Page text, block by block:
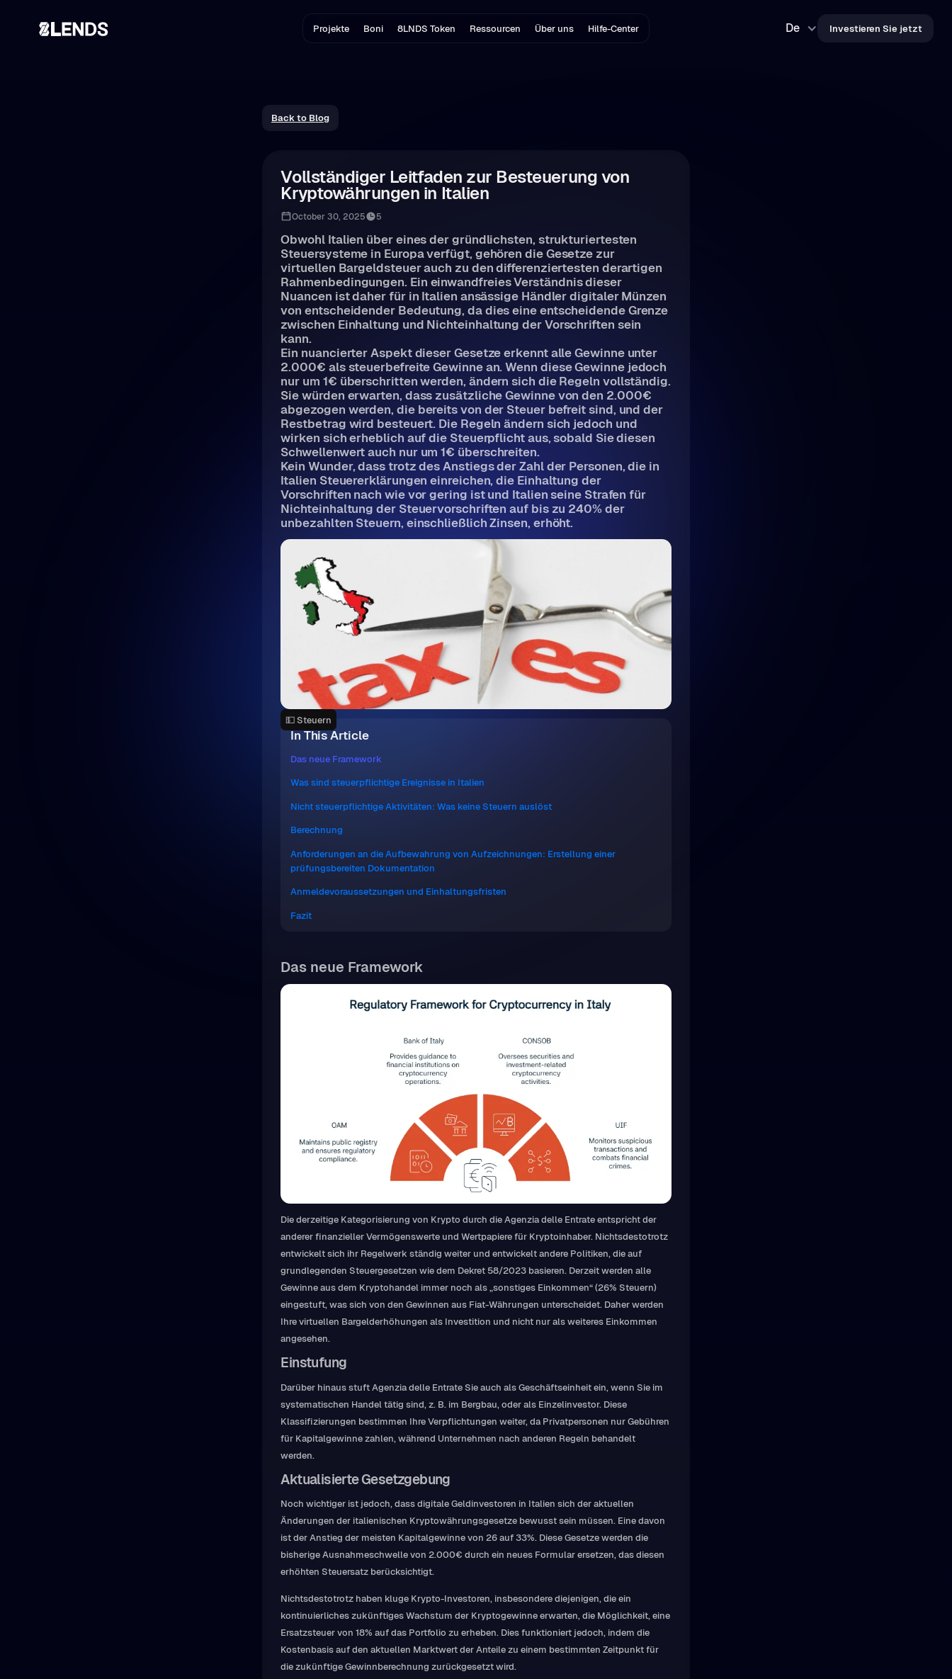
Projekte Boni 8LNDS Token Ressourcen Über uns Hilfe-Center De Investieren Sie jetzt
Back to Blog
Vollständiger Leitfaden zur Besteuerung von
Kryptowährungen in Italien
October 30, 2025 5
Obwohl Italien über eines der gründlichsten, strukturiertesten
Steuersysteme in Europa verfügt, gehören die Gesetze zur
virtuellen Bargeldsteuer auch zu den differenziertesten derartigen
Rahmenbedingungen. Ein einwandfreies Verständnis dieser
Nuancen ist daher für in Italien ansässige Händler digitaler Münzen
von entscheidender Bedeutung, da dies eine entscheidende Grenze
zwischen Einhaltung und Nichteinhaltung der Vorschriften sein
kann.
Ein nuancierter Aspekt dieser Gesetze erkennt alle Gewinne unter
2.000€ als steuerbefreite Gewinne an. Wenn diese Gewinne jedoch
nur um 1€ überschritten werden, ändern sich die Regeln vollständig.
Sie würden erwarten, dass zusätzliche Gewinne von den 2.000€
abgezogen werden, die bereits von der Steuer befreit sind, und der
Restbetrag wird besteuert. Die Regeln ändern sich jedoch und
wirken sich erheblich auf die Steuerpflicht aus, sobald Sie diesen
Schwellenwert auch nur um 1€ überschreiten.
Kein Wunder, dass trotz des Anstiegs der Zahl der Personen, die in
Italien Steuererklärungen einreichen, die Einhaltung der
Vorschriften nach wie vor gering ist und Italien seine Strafen für
Nichteinhaltung der Steuervorschriften auf bis zu 240% der
unbezahlten Steuern, einschließlich Zinsen, erhöht.
💵 Steuern
In This Article
Das neue Framework
Was sind steuerpflichtige Ereignisse in Italien
Nicht steuerpflichtige Aktivitäten: Was keine Steuern auslöst
Berechnung
Anforderungen an die Aufbewahrung von Aufzeichnungen: Erstellung einer
prüfungsbereiten Dokumentation
Anmeldevoraussetzungen und Einhaltungsfristen
Fazit
Das neue Framework
Die derzeitige Kategorisierung von Krypto durch die Agenzia delle Entrate entspricht der
anderer finanzieller Vermögenswerte und Wertpapiere für Kryptoinhaber. Nichtsdestotrotz
entwickelt sich ihr Regelwerk ständig weiter und entwickelt andere Politiken, die auf
grundlegenden Steuergesetzen wie dem Dekret 58/2023 basieren. Derzeit werden alle
Gewinne aus dem Kryptohandel immer noch als „sonstiges Einkommen“ (26% Steuern)
eingestuft, was sich von den Gewinnen aus Fiat-Währungen unterscheidet. Daher werden
Ihre virtuellen Bargelderhöhungen als Investition und nicht nur als weiteres Einkommen
angesehen.
Einstufung
Darüber hinaus stuft Agenzia delle Entrate Sie auch als Geschäftseinheit ein, wenn Sie im
systematischen Handel tätig sind, z. B. im Bergbau, oder als Einzelinvestor. Diese
Klassifizierungen bestimmen Ihre Verpflichtungen weiter, da Privatpersonen nur Gebühren
für Kapitalgewinne zahlen, während Unternehmen nach anderen Regeln behandelt
werden.
Aktualisierte Gesetzgebung
Noch wichtiger ist jedoch, dass digitale Geldinvestoren in Italien sich der aktuellen
Änderungen der italienischen Kryptowährungsgesetze bewusst sein müssen. Eine davon
ist der Anstieg der meisten Kapitalgewinne von 26 auf 33%. Diese Gesetze werden die
bisherige Ausnahmeschwelle von 2.000€ durch ein neues Formular ersetzen, das diesen
erhöhten Steuersatz berücksichtigt.
Nichtsdestotrotz haben kluge Krypto-Investoren, insbesondere diejenigen, die ein
kontinuierliches zukünftiges Wachstum der Kryptogewinne erwarten, die Möglichkeit, eine
Ersatzsteuer von 18% auf das Portfolio zu erheben. Dies funktioniert jedoch, indem die
Kostenbasis auf den aktuellen Marktwert der Anteile zu einem bestimmten Zeitpunkt für
die zukünftige Gewinnberechnung zurückgesetzt wird.